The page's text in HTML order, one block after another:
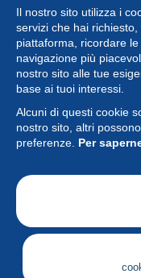
Il nostro sito utilizza i
servizi che hai
piattaforma, ricordare
navigazione più
nostro sito alle tue
base ai tuoi interessi.
Alcuni di questi cookie
nostro sito, altri
preferenze. Per
Collezione
Novità
Funzione
Società
Servizi
Sta scrivendo